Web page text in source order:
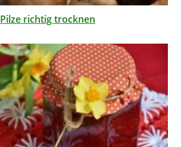
Pilze richtig trocknen